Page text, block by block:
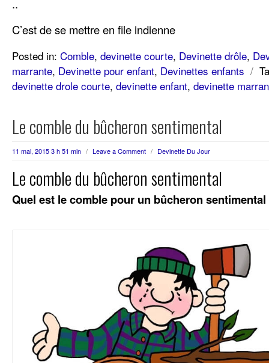
..
C’est de se mettre en file indienne
Posted in: Comble, devinette courte, Devinette drôle,
marrante, Devinette pour enfant, Devinettes enfants /
devinette drole courte, devinette enfant, devinette
Le comble du bûcheron sentimental
11 mai, 2015 3 h 51 min / Leave a Comment / Devinette Du Jour
Le comble du bûcheron sentimental
Quel est le comble pour un bûcheron sentimental